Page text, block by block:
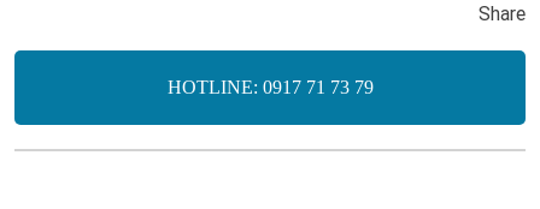
Share
HOTLINE: 0917 71 73 79